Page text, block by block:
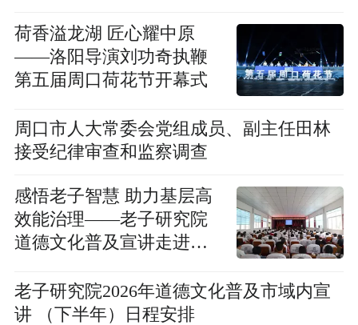
荷香溢龙湖 匠心耀中原
——洛阳导演刘功奇执鞭
第五届周口荷花节开幕式
周口市人大常委会党组成员、副主任田林
接受纪律审查和监察调查
感悟老子智慧 助力基层高
效能治理——老子研究院
道德文化普及宣讲走进项
老子研究院2026年道德文化普及市域内宣
讲 （下半年）日程安排